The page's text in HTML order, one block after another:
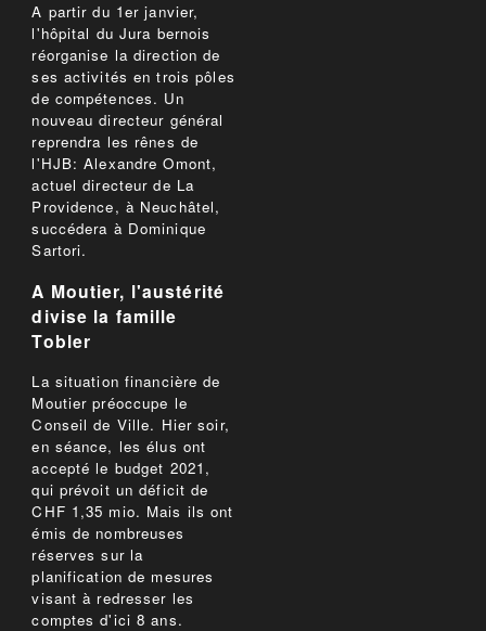
A partir du 1er janvier,
l'hôpital du Jura bernois
réorganise la direction de
ses activités en trois pôles
de compétences. Un
nouveau directeur général
reprendra les rênes de
l'HJB: Alexandre Omont,
actuel directeur de La
Providence, à Neuchâtel,
succédera à Dominique
Sartori.
A Moutier, l'austérité
divise la famille
Tobler
La situation financière de
Moutier préoccupe le
Conseil de Ville. Hier soir,
en séance, les élus ont
accepté le budget 2021,
qui prévoit un déficit de
CHF 1,35 mio. Mais ils ont
émis de nombreuses
réserves sur la
planification de mesures
visant à redresser les
comptes d'ici 8 ans.